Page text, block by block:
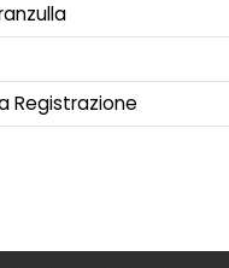
Registrazione